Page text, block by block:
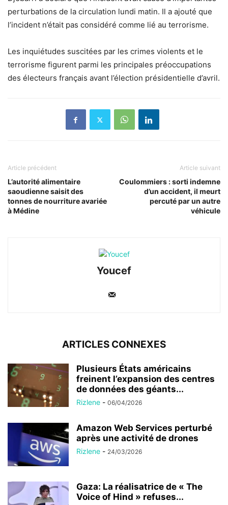
perturbations de la circulation lundi matin. Il a ajouté que
l’incident n’était pas considéré comme lié au terrorisme.
Les inquiétudes suscitées par les crimes violents et le
terrorisme figurent parmi les principales préoccupations
des électeurs français avant l’élection présidentielle d’avril.
Article précédent
L’autorité alimentaire
saoudienne saisit des
tonnes de nourriture avariée
à Médine
Article suivant
Coulommiers : sorti indemne
d’un accident, il meurt
percuté par un autre
véhicule
Youcef
ARTICLES CONNEXES
Plusieurs États américains
freinent l’expansion des centres
de données des géants...
Rizlene - 06/04/2026
Amazon Web Services perturbé
après une activité de drones
Rizlene - 24/03/2026
Gaza: La réalisatrice de « The
Voice of Hind » refuses...